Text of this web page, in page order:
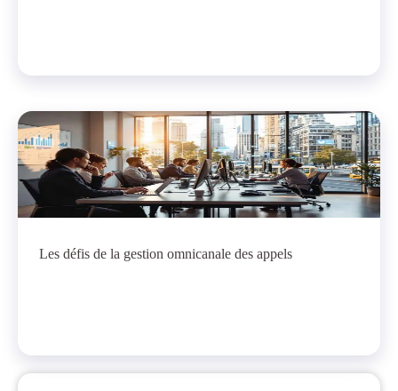
Les défis de la gestion omnicanale des appels